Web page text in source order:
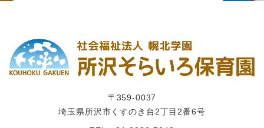
〒359-0037
埼玉県所沢市くすのき台2丁目2番6号